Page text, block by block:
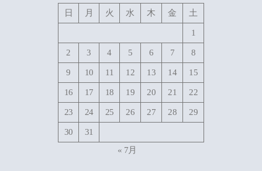
日
月 火 水 木 金 土
1
2 3 4 5 6 7 8
9 10 11 12 13 14 15
16 17 18 19 20 21 22
23 24 25 26 27 28 29
30
31
« 7月